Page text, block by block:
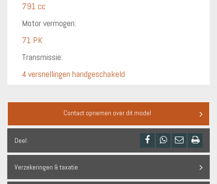
791 cc
Motor vermogen:
71 PK
Transmissie:
4 versnellingen handgeschakeld
Contact opnemen over dit model
Deel:
Verzekeringen & taxatie